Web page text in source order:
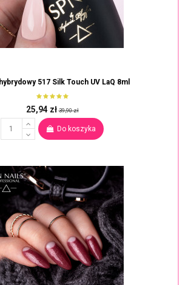
517 Silk Touch UV LaQ 8ml
25,94 zł39,90 zł
Do koszyka